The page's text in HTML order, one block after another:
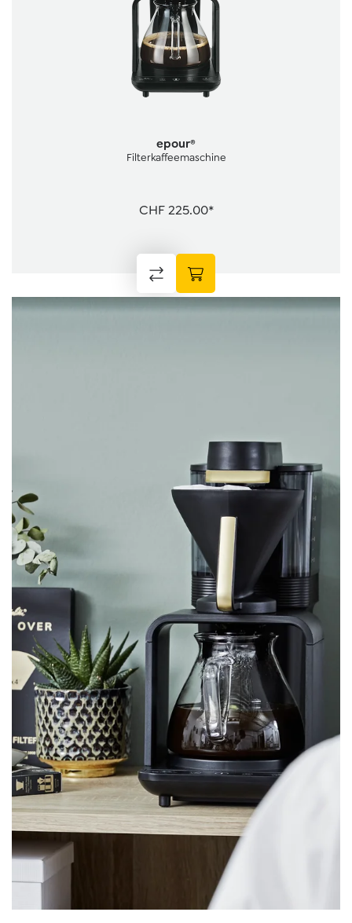
epour®
Filterkaffeemaschine
CHF 225.00*